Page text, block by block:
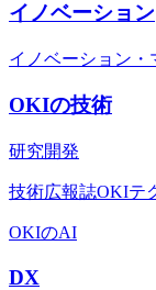
イノベーション
イノベーション・
OKIの技術
研究開発
技術広報誌OKIテ
OKIのAI
DX